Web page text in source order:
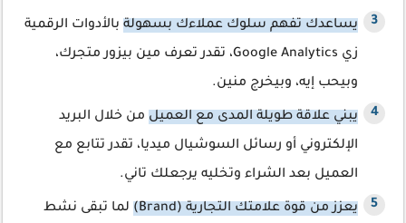
يساعدك تفهم سلوك عملاءك بسهولة بالأدوات الرقمية
زي Google Analytics، تقدر تعرف مين بيزور متجرك،
وبيحب إيه، وبيخرج منين.
يبني علاقة طويلة المدى مع العميل من خلال البريد
الإلكتروني أو رسائل السوشيال ميديا، تقدر تتابع مع
العميل بعد الشراء وتخليه يرجعلك تاني.
يعزز من قوة علامتك التجارية (Brand)
لما تبقى نشط